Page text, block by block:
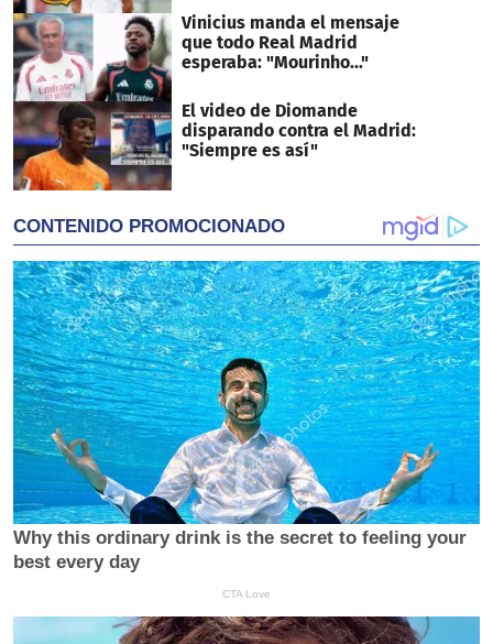
Vinicius manda el mensaje
que todo Real Madrid
esperaba: "Mourinho..."
El video de Diomande
disparando contra el Madrid:
"Siempre es así"